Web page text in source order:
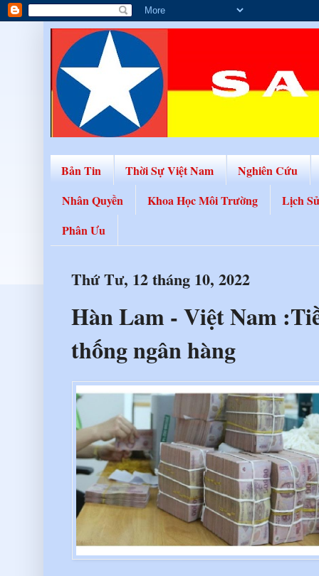
Bản Tin Thời Sự Việt Nam
Nghiên Cứu
Nhân Quyền
Khoa Học Môi Trường
Lịch
Phân Ưu
Thứ Tư, 12 tháng 10, 2022
Hàn Lam - Việt Nam
thống ngân hàng